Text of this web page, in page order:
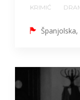
KRIMIĆ